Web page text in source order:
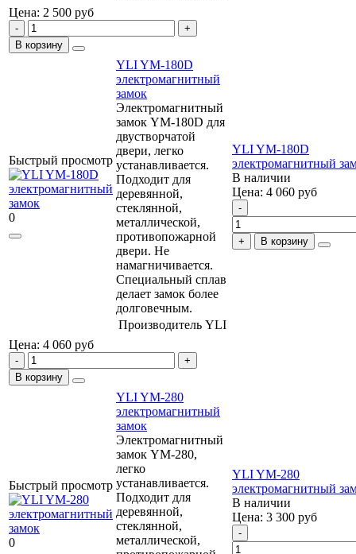
Цена: 2 500 руб
В корзину
Быстрый просмотр
0
YLI YM-180D
электромагнитный
замок
Электромагнитный
замок YM-180D для
двустворчатой
двери, легко
устанавливается.
Подходит для
деревянной,
стеклянной,
металлической,
противопожарной
двери. Не
намагничивается.
Специальный сплав
делает замок более
долговечным.
Производитель YLI
YLI YM-180D
электромагнитный
В наличии
Цена: 4 060 руб
В корзину
Цена: 4 060 руб
В корзину
Быстрый просмотр
0
YLI YM-280
электромагнитный
замок
Электромагнитный
замок YM-280,
легко
устанавливается.
Подходит для
деревянной,
стеклянной,
металлической,
YLI YM-280
электромагнитный
В наличии
Цена: 3 300 руб